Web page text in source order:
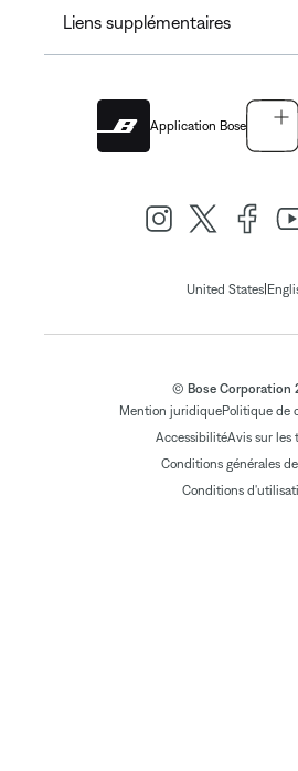
Liens supplémentaires
Application Bose
United States|
© Bose Corporation
Mention juridiquePolitique de
AccessibilitéAvis sur les
Conditions générales
Conditions